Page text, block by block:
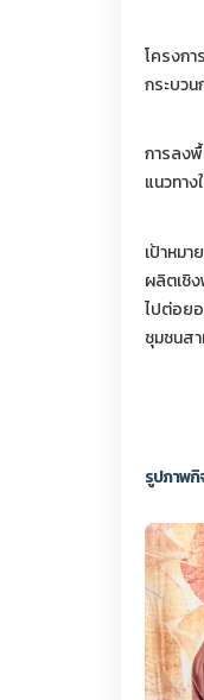
โครงก
กระบว
การลง
แนวทา
เป้าหม
ผลิตเชิ
ไปต่อย
ชุมชนส
รูปภาพ